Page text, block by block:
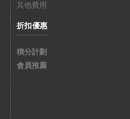
其他費用
折扣優惠
積分計劃
會員推薦